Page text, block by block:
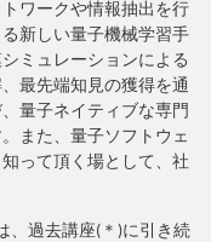
ワークや情報抽出を行
新しい量子機械学習手
ミュレーションによる
最先端知見の獲得を通
量子ネイティブな専門
また、量子ソフトウェ
って頂く場として、社
、過去講座(＊)に引き続